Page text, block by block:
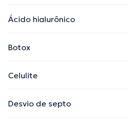
Ácido hialurônico
Botox
Celulite
Desvio de septo